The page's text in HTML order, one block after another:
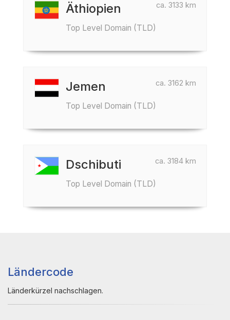
ca. 3133 km
Äthiopien
Top Level Domain (TLD)
ca. 3162 km
Jemen
Top Level Domain (TLD)
ca. 3184 km
Dschibuti
Top Level Domain (TLD)
Ländercode
Länderkürzel nachschlagen.